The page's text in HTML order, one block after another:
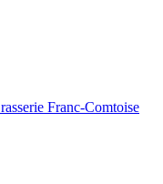
Franc-Comtoise